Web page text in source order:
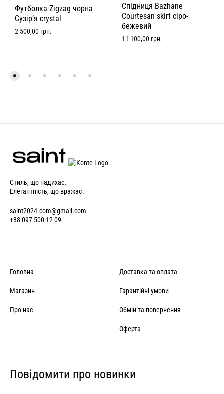
Футболка Zigzag чорна
Сузір’я crystal
2 500,00 грн.
Спідниця Bazhane
Courtesan skirt сіро-
бежевий
11 100,00 грн.
Стиль, що надихає.
Елегантність, що вражає.
saint2024.com@gmail.com
+38 097 500-12-09
Головна
Магазин
Про нас
Доставка та оплата
Гарантійні умови
Обмін та повернення
Оферта
Повідомити про новинки